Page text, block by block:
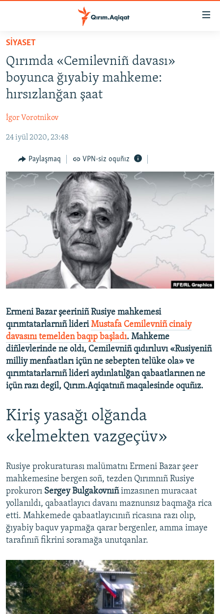
Esas
qaytmaq
Baş
navigatsiyağa
qaytmaq
Qıdıruvğa
qaytmaq
HABERLER
SİYASET
İQTİSADİYAT
MEDENİYET
İNSAN AQLARI
VİDEO
SÜRET
FİKİR
Русский
Українською
QOŞULIÑIZ!
RFE/RS bütün saytları
SİYASET
Qırımda «Cemilevniñ davası»
boyunca ğıyabiy mahkeme:
hırsızlanğan şaat
İgor Vorotnikov
24 iyül 2020, 23:48
Paylaşmaq VPN-siz oquñız
Ermeni Bazar şeeriniñ Rusiye mahkemesi
qırımtatarlarnıñ lideriMustafa Cemilevniñ cinaiy
davasını temelden baqıp başladı. Mahkeme
diñlevlerinde ne oldı, Cemilevniñ qıdırıluvı «Rusiyeniñ
milliy menfaatları içün ne sebepten telüke ola» ve
qırımtatarlarnıñ lideri aydınlatılğan qabaatlarınen ne
içün razı degil, Qırım.Aqiqatnıñ maqalesinde oquñız.
Kiriş yasağı olğanda
«kelmekten vazgeçüv»
Rusiye prokuraturası malümatnı Ermeni Bazar şeer
mahkemesine bergen soñ, tezden Qırımnıñ Rusiye
prokurorı Sergey Bulgakovnıñimzasınen muracaat
yollanıldı, qabaatlayıcı davanı maznunsız baqmağa rica
etti. Mahkemede qabaatlayıcınıñ ricasına razı olıp,
ğıyabiy baquv yapmağa qarar bergenler, amma imaye
tarafınıñ fikrini soramağa unutqanlar.